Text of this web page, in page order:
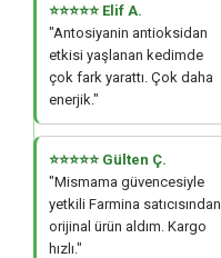
⭐⭐⭐⭐⭐ Elif A.
"Antosiyanin antioksidan
etkisi yaşlanan kedimde
çok fark yarattı. Çok daha
enerjik."
⭐⭐⭐⭐⭐ Gülten Ç.
"Mismama güvencesiyle
yetkili Farmina satıcısından
orijinal ürün aldım. Kargo
hızlı."